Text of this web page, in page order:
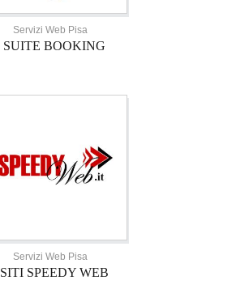
Servizi Web Pisa
SUITE BOOKING
Servizi Web Pisa
SITI SPEEDY WEB